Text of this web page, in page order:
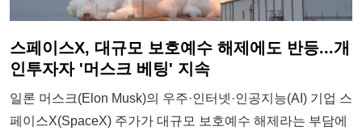
스페이스X, 대규모 보호예수 해제에도 반등...개
인투자자 '머스크 베팅' 지속
일론 머스크(Elon Musk)의 우주·인터넷·인공지능(AI) 기업 스
페이스X(SpaceX) 주가가 대규모 보호예수 해제라는 부담에